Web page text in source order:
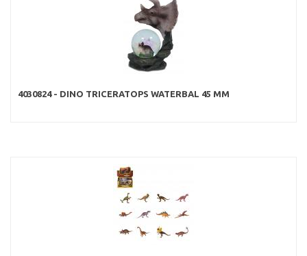
4030824 - DINO TRICERATOPS WATERBAL 45 MM